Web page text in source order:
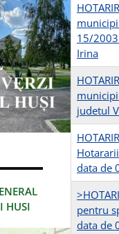
HUSI
15/
Irina
judetul
data de
pentru
data de